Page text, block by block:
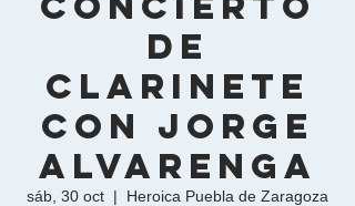
de
Clarinete
con Jorge
Alvarenga
sáb, 30 oct
  |
Heroica Puebla de Zaragoza